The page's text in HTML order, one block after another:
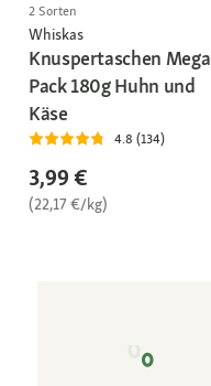
2 Sorten
Whiskas
Knuspertaschen Mega
Pack 180g Huhn und
Käse
4.8 (134)
3,99 €
(22,17 €/kg)